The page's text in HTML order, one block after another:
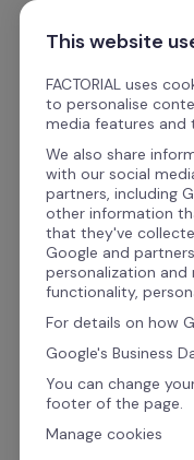
Ir al contenido
Formato
Teletrabajo
Descarga
onboarding en
una inducción a
teletrabajo, esta
This website
FACTORIAL uses
to personalise
media features and
We also share
with our social
partners, including
other information
that they've
Google and
personalization and
functionality,
For details on how
Google's Business
You can change
footer of the page.
Manage cookies